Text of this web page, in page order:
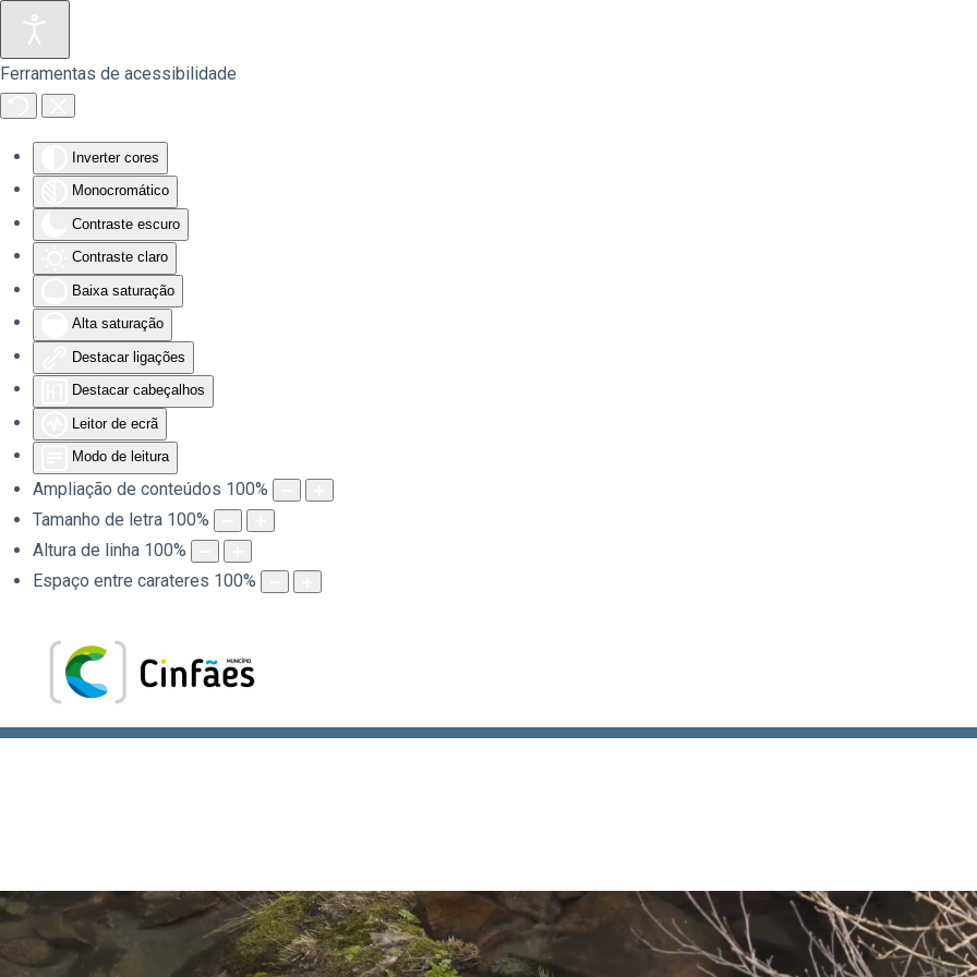
Ferramentas de acessibilidade
Inverter cores
Monocromático
Contraste escuro
Contraste claro
Baixa saturação
Alta saturação
Destacar ligações
Destacar cabeçalhos
Leitor de ecrã
Modo de leitura
Ampliação de conteúdos 100%
Tamanho de letra 100%
Altura de linha 100%
Espaço entre carateres 100%
Saltar para o conteúdo principal
.